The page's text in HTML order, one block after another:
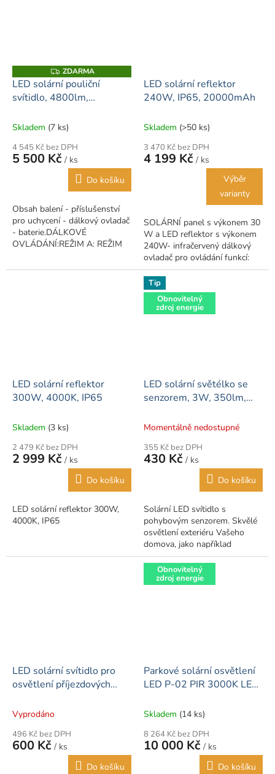
Z
D
A
R
ZDARMA
LED solární pouliční
svítidlo, 4800lm,
Skladem (7 ks)
4 545 Kč bez DPH
5 500 Kč / ks
Do košíku
Obsah balení - příslušenství
pro uchycení - dálkový ovladač
- baterie.DÁLKOVÉ
OVLÁDÁNÍ:REŽIM A: REŽIM
Stiskněte jednou tlačítko
LED solární reflektor
240W, IP65, 20000mAh
Skladem (>50 ks)
3 470 Kč bez DPH
4 199 Kč / ks
Výběr
varianty
SOLÁRNÍ panel s výkonem 30
W a LED reflektor s výkonem
240W- infračervený dálkový
ovladač pro ovládání funkcí:
vypínač ON / OFF - funkce
časovače a nastavení
stmívače...
LED solární reflektor
300W, 4000K, IP65
Skladem (3 ks)
2 479 Kč bez DPH
2 999 Kč / ks
Do košíku
LED solární reflektor 300W,
4000K, IP65
Tip
Obnovitelný
zdroj energie
LED solární světélko se
senzorem, 3W, 350lm,
Momentálně nedostupné
355 Kč bez DPH
430 Kč / ks
Do košíku
Solární LED svítidlo s
pohybovým senzorem. Skvělé
osvětlení exteriéru Vašeho
domova, jako například
osvětlení kolem domu.
automatické rozsvícení při
snížené světelnosti a...
LED solární svítidlo pro
osvětlení příjezdových
kolem domu (2W) 3000K
Vyprodáno
496 Kč bez DPH
600 Kč / ks
Do košíku
Obnovitelný
zdroj energie
Parkové solární osvětlení
LED P-02 PIR 3000K LED
LiFePO4 45Ah 144Wh
Skladem (14 ks)
8 264 Kč bez DPH
10 000 Kč / ks
Do košíku